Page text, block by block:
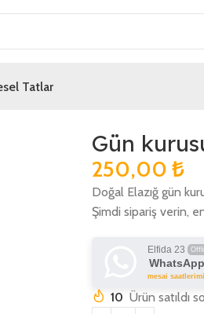
Tatlar
Gün
250,00 ₺
Doğal Elazığ gün
Şimdi sipariş verin,
Elfida 23
mesai
10 Ürün satıldı